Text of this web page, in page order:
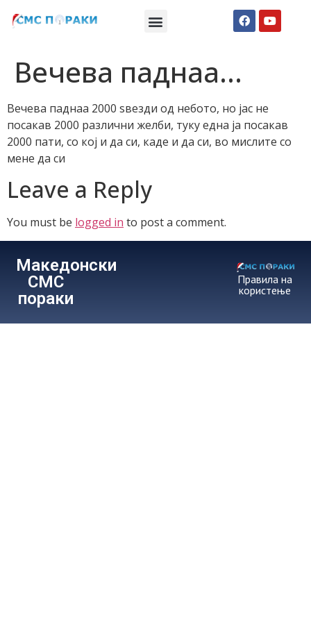
Вечева паднаа…
Вечева паднаа 2000 ѕвезди од небото, но јас не
посакав 2000 различни желби, туку една ја посакав
2000 пати, со кој и да си, каде и да си, во мислите со
мене да си
Leave a Reply
You must be logged in to post a comment.
Македонски
СМС
пораки
Правила на
користење